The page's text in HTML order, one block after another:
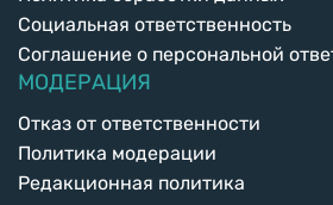
Социальная ответственность
Соглашение о персональной
МОДЕРАЦИЯ
Отказ от ответственности
Политика модерации
Редакционная политика